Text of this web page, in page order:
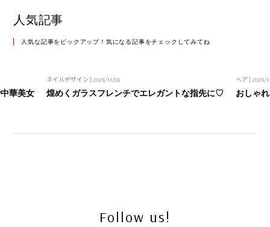
人気記事
人気な記事をピックアップ！気になる記事をチェックしてみてね
華美女
ネイルデザイン | 2024/11/02
煌めくガラスフレンチでエレガントな指先に♡
ヘア | 2024/
おしゃ
Follow us!